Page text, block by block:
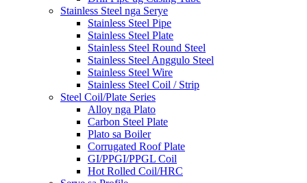
Stainless Steel nga Serye
Stainless Steel Pipe
Stainless Steel Plate
Stainless Steel Round Steel
Stainless Steel Anggulo Steel
Stainless Steel Wire
Stainless Steel Coil / Strip
Steel Coil/Plate Series
Alloy nga Plato
Carbon Steel Plate
Plato sa Boiler
Corrugated Roof Plate
GI/PPGI/PPGL Coil
Hot Rolled Coil/HRC